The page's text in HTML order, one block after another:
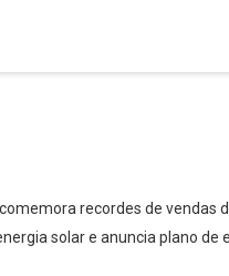
recordes de vendas
solar e anuncia plano